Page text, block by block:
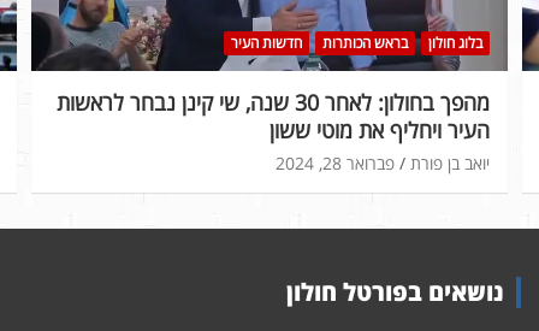
בלוג חולון בראש הכותרות חדשות העיר
מהפך בחולון: לאחר 30 שנה, שי קינן נבחר לראשות
העיר ויחליף את מוטי ששון
פברואר 28, 2024 יואב בן פורת
נושאים בפורטל חולון